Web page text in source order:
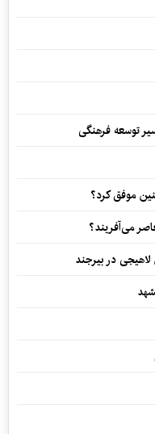
توسعه فرهنگی
موفق کرد؟
می‌آفریند؟
در بیرجند